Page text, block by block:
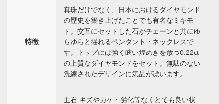
特徴
真珠だけでなく、日本におけるダイヤモンド
の歴史を築き上げたことでも有名なミキモ
ト。交互にセットした石がチェーンと共にゆ
らゆらと揺れるペンダント・ネックレスで
す。トップには強く眩い煌めきを放つ0.22ct
の上質なダイヤモンドをセット。無駄のない
洗練されたデザインに気品が漂います。
主石:キズやカケ・劣化等なくとても良い状